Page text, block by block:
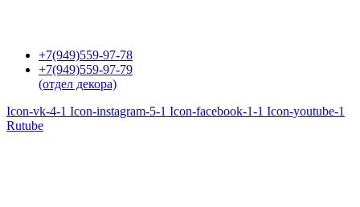
+7(949)559-97-78
+7(949)559-97-79
(отдел декора)
Icon-vk-4-1 Icon-instagram-5-1 Icon-facebook-1-1 Icon-youtube-1
Rutube